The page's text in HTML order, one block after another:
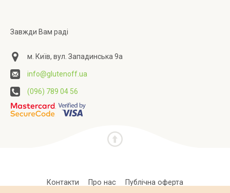
Завжди Вам раді
м. Київ, вул. Западинська 9а
info@glutenoff.ua
(096) 789 04 56
Контакти Про нас Публічна оферта